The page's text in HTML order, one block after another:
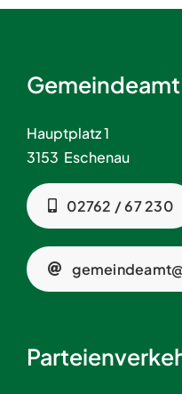
Hauptplatz 1
3153 Eschenau
02762 / 67 230